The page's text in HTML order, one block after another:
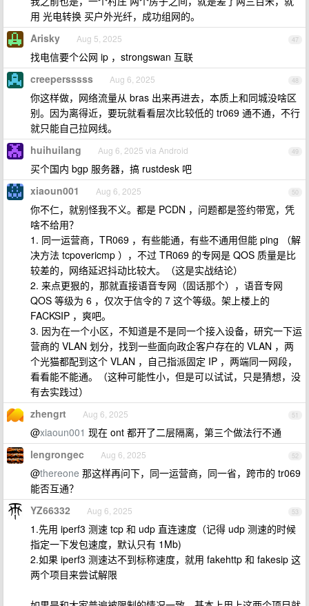
用 光电转换 买户外光纤，成功组网的。
47
Arisky Aug 5, 2025
找电信要个公网 ip ，strongswan 互联
48
creepersssss Aug 6, 2025
你这样做，网络流量从 bras 出来再进去，本质上和同城没啥区
别。因为离得近，要玩就看看层次比较低的 tr069 通不通，不行
就只能自己拉网线。
49
huihuilang Aug 6, 2025 via Android
买个国内 bgp 服务器，搞 rustdesk 吧
50
xiaoun001 Aug 6, 2025
你不仁，就别怪我不义。都是 PCDN ，问题都是签约带宽，凭
啥不给用？
1. 同一运营商，TR069 ，有些能通，有些不通用但能 ping （解
决方法 tcpovericmp ），不过 TR069 的专网是 QOS 质量是比
较差的，网络延迟抖动比较大。（这是实战结论）
2. 来点更狠的，那就直接语音专网（固话那个），语音专网
QOS 等级为 6 ，仅次于信令的 7 这个等级。架上楼上的
FACKSIP ，爽吧。
3. 因为在一个小区，不知道是不是同一个接入设备，研究一下运
营商的 VLAN 划分，找到一些面向政企客户存在的 VLAN ，两
个光猫都配到这个 VLAN ，自己指派固定 IP ，两端同一网段，
看看能不能通。（这种可能性小，但是可以试试，只是猜想，没
有去实践过）
51
zhengrt Aug 6, 2025
@xiaoun001 现在 ont 都开了二层隔离，第三个做法行不通
52
lengrongec Aug 6, 2025
@thereone 那这样再问下，同一运营商，同一省，跨市的 tr069
能否互通？
53
YZ66332 Aug 6, 2025
1.先用 iperf3 测速 tcp 和 udp 直连速度（记得 udp 测速的时候
指定一下发包速度，默认只有 1Mb)
2.如果 iperf3 测速达不到标称速度，就用 fakehttp 和 fakesip 这
两个项目来尝试解限